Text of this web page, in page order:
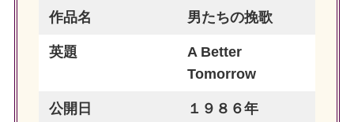
作品名 男たちの挽歌
英題
A Better
Tomorrow
公開日 １９８６年